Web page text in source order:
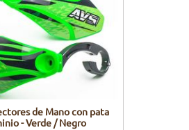
de Mano con pata
- Verde / Negro